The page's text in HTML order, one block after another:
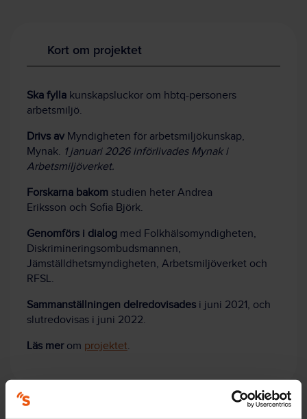
Kort om projektet
Ska fylla kunskapsluckor om hbtq-personers
arbetsmiljö.
Drivs av Myndigheten för arbetsmiljökunskap,
Mynak. 1 januari 2026 införlivades Mynak i
Arbetsmiljöverket.
Forskarna bakom studien heter Andrea
Eriksson och Sofia Björk.
Genomförs i dialog med Folkhälsomyndigheten,
Diskrimineringsombudsmannen,
Jämställdhetsmyndigheten, Arbetsmiljöverket och
RFSL.
Sammanställningen delredovisades i juni 2021, och
slutredovisas i juni 2022.
Läs merom projektet.